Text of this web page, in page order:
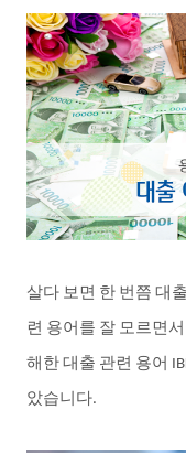
살다 보면 한 번쯤 대
련 용어를 잘 모르면서
해한대출 관련 용어
았습니다.